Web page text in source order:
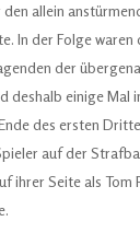
allein
In der Folge waren
der
deshalb einige Mal
des ersten
auf der
ihrer Seite als Tom